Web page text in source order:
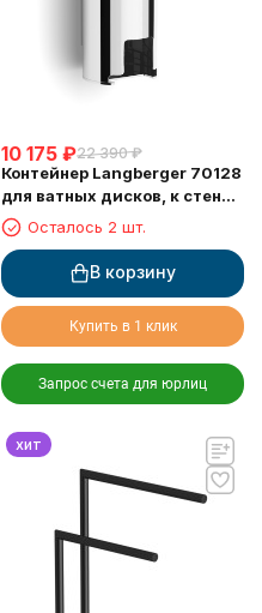
10 175 ₽22 390 ₽
Контейнер Langberger 70128
для ватных дисков, к стене,
хромОсталось 2 шт.
В корзину
Купить в 1 клик
Запрос счета для юрлиц
хит